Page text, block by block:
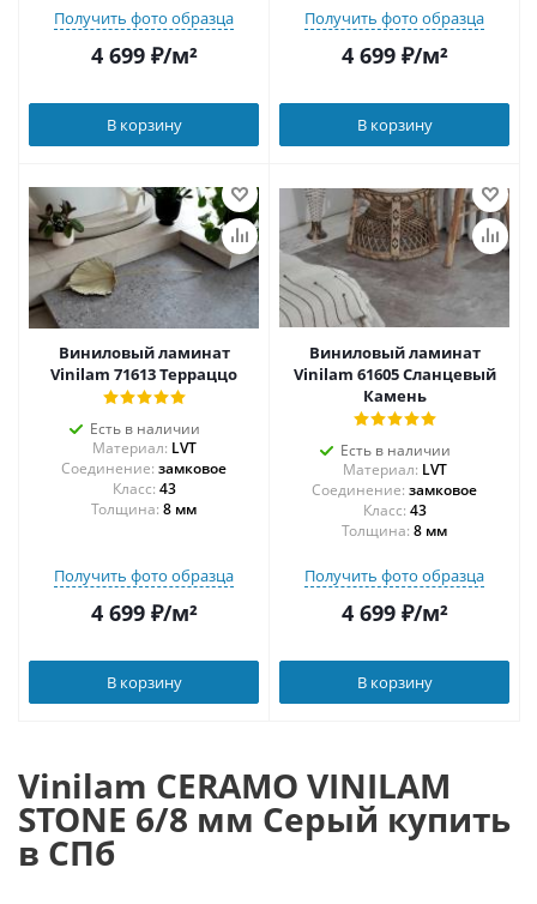
Получить фото образца
4 699₽/м²
В корзину
Получить фото образца
4 699₽/м²
В корзину
Виниловый ламинат
Vinilam 71613 Терраццо
Есть в наличии
Материал: LVT
Соединение: замковое
43
Толщина: 8 мм
Получить фото образца
4 699₽/м²
В корзину
Виниловый ламинат
Vinilam 61605 Сланцевый
Камень
Есть в наличии
Материал: LVT
Соединение: замковое
43
Толщина: 8 мм
Получить фото образца
4 699₽/м²
В корзину
Vinilam CERAMO VINILAM
STONE 6/8 мм Серый купить
в СПб